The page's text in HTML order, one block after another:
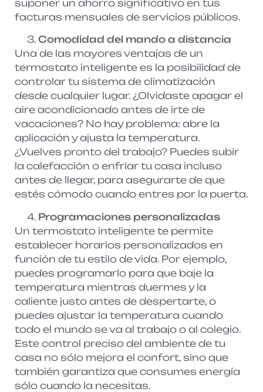
suponer un ahorro significativo en tus
facturas mensuales de servicios públicos.
Comodidad del mando a distancia
Una de las mayores ventajas de un
termostato inteligente es la posibilidad de
controlar tu sistema de climatización
desde cualquier lugar. ¿Olvidaste apagar el
aire acondicionado antes de irte de
vacaciones? No hay problema: abre la
aplicación y ajusta la temperatura.
¿Vuelves pronto del trabajo? Puedes subir
la calefacción o enfriar tu casa incluso
antes de llegar, para asegurarte de que
estés cómodo cuando entres por la puerta.
Programaciones personalizadas
Un termostato inteligente te permite
establecer horarios personalizados en
función de tu estilo de vida. Por ejemplo,
puedes programarlo para que baje la
temperatura mientras duermes y la
caliente justo antes de despertarte, o
puedes ajustar la temperatura cuando
todo el mundo se va al trabajo o al colegio.
Este control preciso del ambiente de tu
casa no sólo mejora el confort, sino que
también garantiza que consumes energía
sólo cuando la necesitas.